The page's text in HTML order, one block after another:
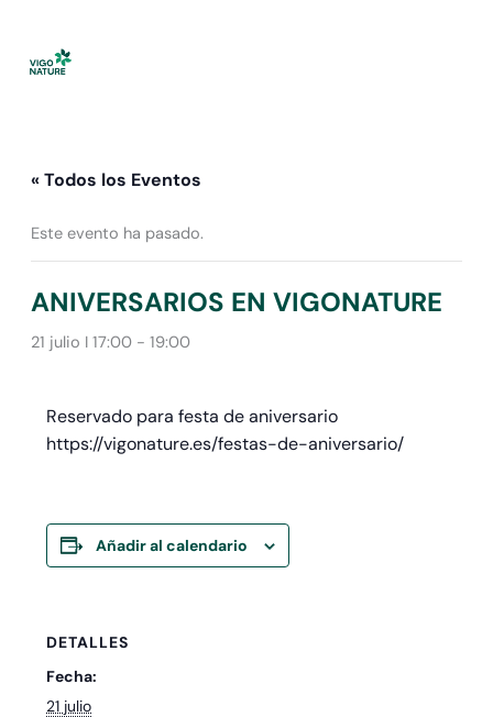
contenido
« Todos los Eventos
Este evento ha pasado.
ANIVERSARIOS EN VIGONATURE
21 julio I 17:00- 19:00
Reservado para festa de aniversario
https://vigonature.es/festas-de-aniversario/
Añadir al calendario
DETALLES
Fecha:
21 julio